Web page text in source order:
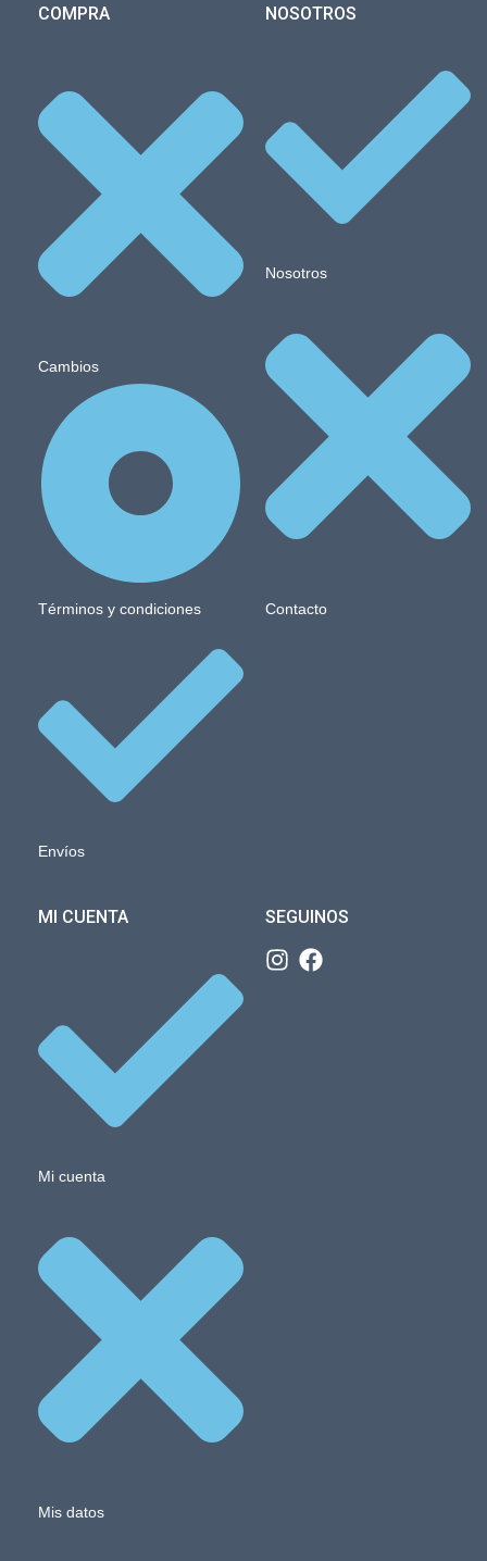
COMPRA
Cambios
Términos y condiciones
Envíos
NOSOTROS
Nosotros
Contacto
MI CUENTA
Mi cuenta
Mis datos
SEGUINOS